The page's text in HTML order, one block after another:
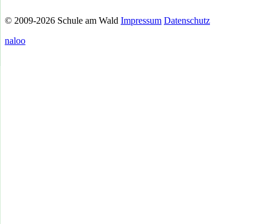
© 2009-2026 Schule am Wald Impressum Datenschutz
naloo